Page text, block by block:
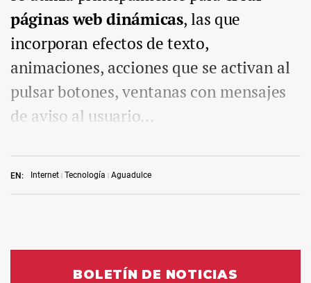
EN: Internet Tecnología Aguadulce
páginas web dinámicas, las que
incorporan efectos de texto,
animaciones, acciones que se activan al
pulsar botones, ventanas con mensajes
de aviso al usuario...